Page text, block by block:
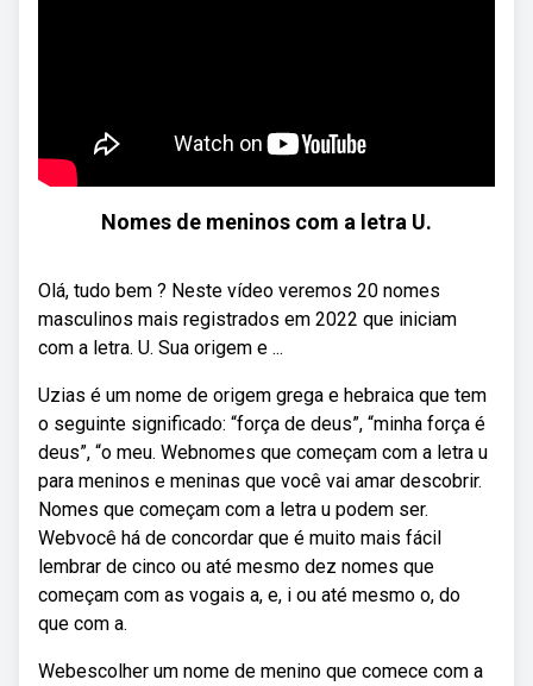
Nomes de meninos com a letra U.
Olá, tudo bem ? Neste vídeo veremos 20 nomes
masculinos mais registrados em 2022 que iniciam
com a letra. U. Sua origem e ...
Uzias é um nome de origem grega e hebraica que tem
o seguinte significado: “força de deus”, “minha força é
deus”, “o meu. Webnomes que começam com a letra u
para meninos e meninas que você vai amar descobrir.
Nomes que começam com a letra u podem ser.
Webvocê há de concordar que é muito mais fácil
lembrar de cinco ou até mesmo dez nomes que
começam com as vogais a, e, i ou até mesmo o, do
que com a.
Webescolher um nome de menino que comece com a